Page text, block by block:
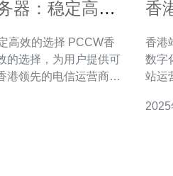
器：稳定高效
选择 PCCW香
的选择，为用户提供可
港领先的电信运营商，
越的性能表现。
香
香港
数字
站运
香港
2025